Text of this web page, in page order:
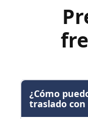
¿Cómo
traslado con